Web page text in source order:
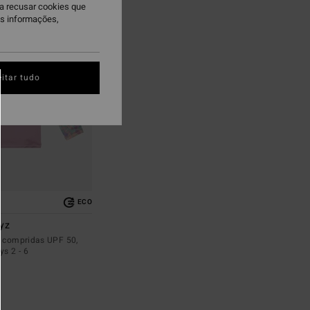
ECO
compridas UPF 50,
2 - 6
recusar cookies que
informações,
tudo